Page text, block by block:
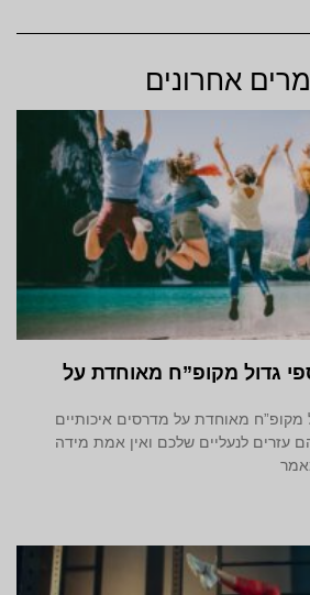
אחרונים
גדול מקופ”ח מאוחדת על
מקופ”ח מאוחדת על מדרסים איכותיים
עזרים לנעליים שלכם ואין אמת מידה